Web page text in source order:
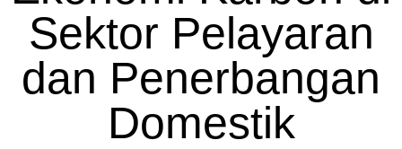
Sektor Pelayaran
dan Penerbangan
Domestik